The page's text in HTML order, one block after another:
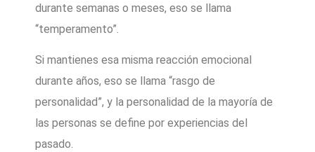
durante semanas o meses, eso se llama
“temperamento”.
Si mantienes esa misma reacción emocional
durante años, eso se llama “rasgo de
personalidad”, y la personalidad de la mayoría de
las personas se define por experiencias del
pasado.